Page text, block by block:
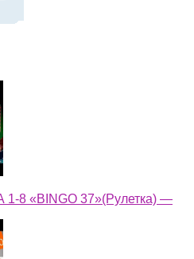
8 «BINGO 37»(Рулетка) —